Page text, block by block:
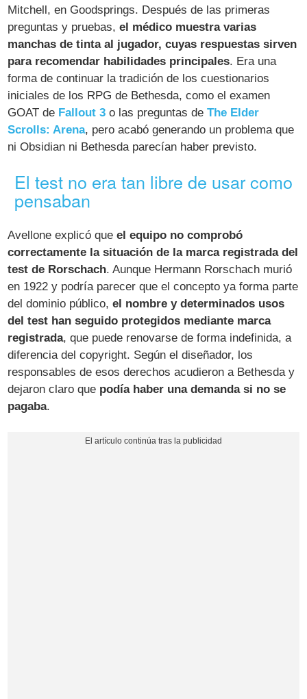
Mitchell, en Goodsprings. Después de las primeras
preguntas y pruebas,el médico muestra varias
manchas de tinta al jugador, cuyas respuestas sirven
para recomendar habilidades principales. Era una
forma de continuar la tradición de los cuestionarios
iniciales de los RPG de Bethesda, como el examen
GOAT de Fallout 3 o las preguntas deThe Elder
Scrolls: Arena, pero acabó generando un problema que
ni Obsidian ni Bethesda parecían haber previsto.
El test no era tan libre de usar como
pensaban
Avellone explicó queel equipo no comprobó
correctamente la situación de la marca registrada del
test de Rorschach. Aunque Hermann Rorschach murió
en 1922 y podría parecer que el concepto ya forma parte
del dominio público,el nombre y determinados usos
del test han seguido protegidos mediante marca
registrada, que puede renovarse de forma indefinida, a
diferencia del copyright. Según el diseñador, los
responsables de esos derechos acudieron a Bethesda y
dejaron claro que podía haber una demanda si no se
pagaba.